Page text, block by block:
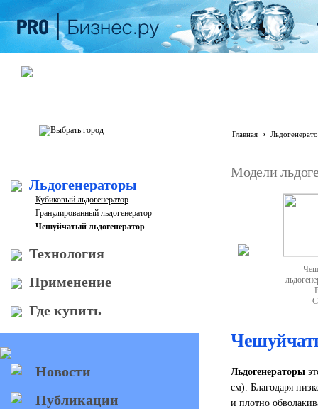
Главная ›
Льдогенераторы
Кубиковый льдогенератор
Гранулированный льдогенератор
Чешуйчатый льдогенератор
Технология
Применение
Где купить
Новости
Публикации
Модели
Льдогенераторы
см). Благодаря
и плотно